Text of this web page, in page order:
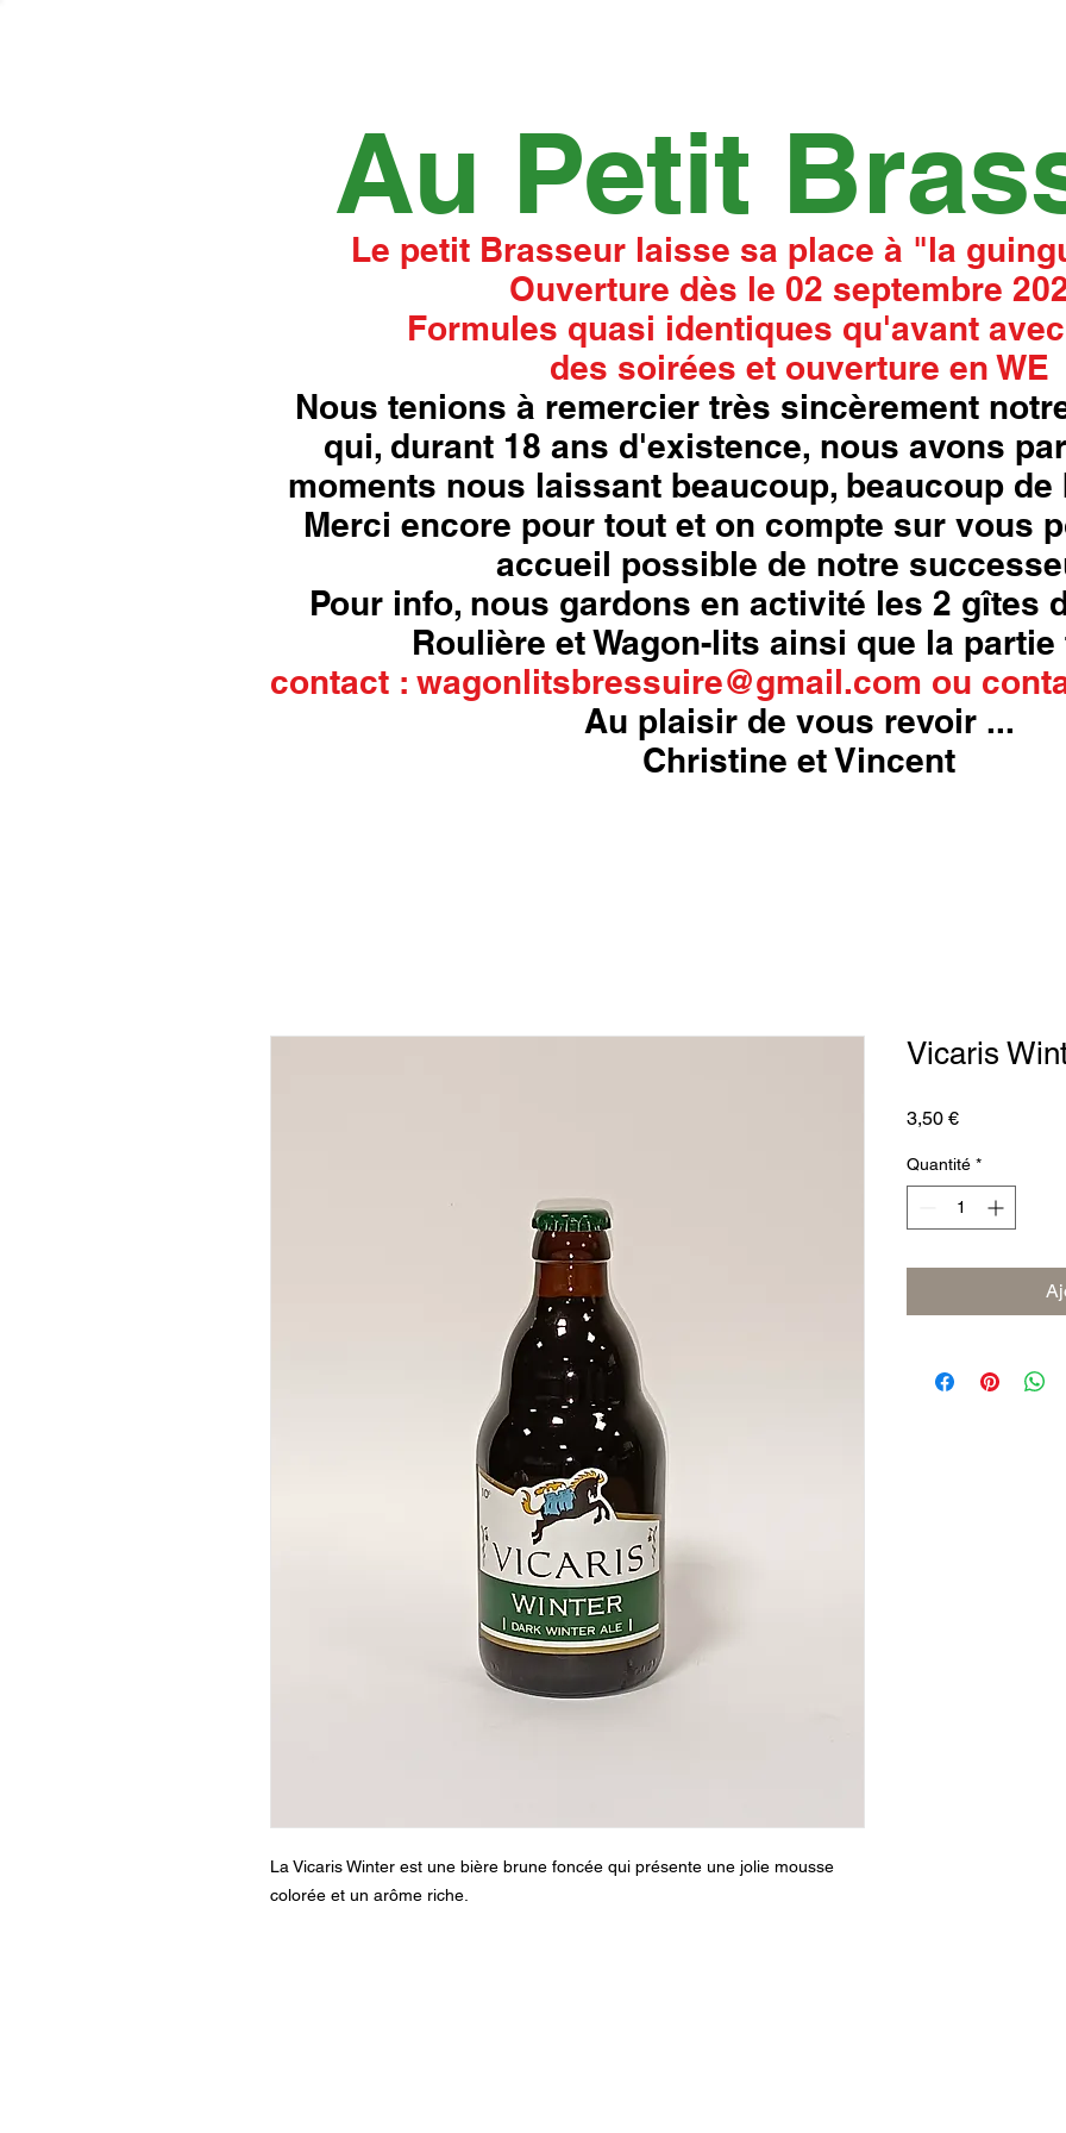
Au Petit
Le petit Brasseur laisse sa place à "la
Ouverture dès le 02 septembre
Formules quasi identiques qu'avant
des soirées et ouverture en WE
Nous tenions à remercier très sincèrement
qui, durant 18 ans d'existence, nous avons
moments nous laissant beaucoup, beaucoup
Merci encore pour tout et on compte sur vous
accueil possible de notre
Pour info, nous gardons en activité les 2 gîtes
Roulière et Wagon-lits ainsi que la partie
contact : wagonlitsbressuire@gmail.com ou
Au plaisir de vous revoir ...
Christine et Vincent
La Vicaris Winter est une bière brune foncée qui présente une jolie mousse
colorée et un arôme riche.
Vicaris
3,50 €Prix
Quantité *